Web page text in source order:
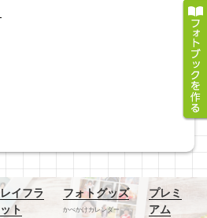
レイフラ
ット
フォトグッズ
かべかけカレンダー
プレミ
アム